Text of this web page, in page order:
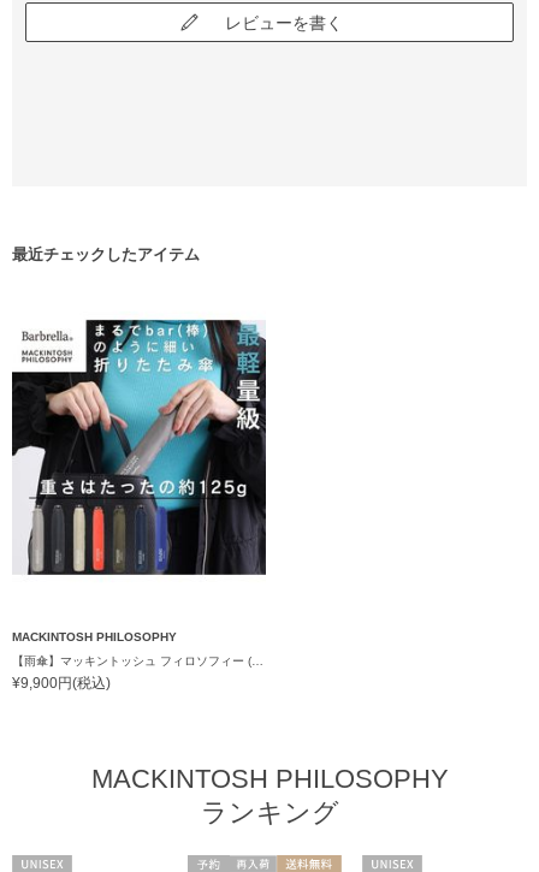
レビューを書く
最近チェックしたアイテム
MACKINTOSH PHILOSOPHY
¥9,900円(税込)
MACKINTOSH PHILOSOPHY
ランキング